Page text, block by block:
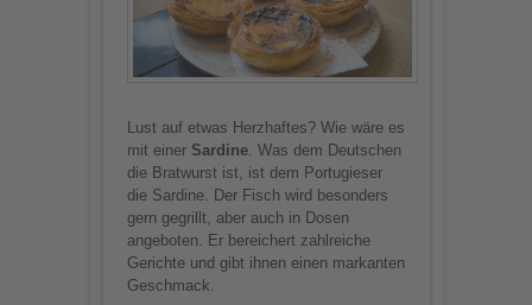
Lust auf etwas Herzhaftes? Wie wäre es
mit einer Sardine. Was dem Deutschen
die Bratwurst ist, ist dem Portugieser
die Sardine. Der Fisch wird besonders
gern gegrillt, aber auch in Dosen
angeboten. Er bereichert zahlreiche
Gerichte und gibt ihnen einen markanten
Geschmack.